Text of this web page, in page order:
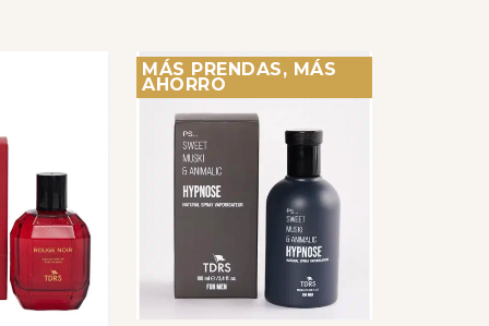
MÁS PRENDAS, MÁS
AHORRO